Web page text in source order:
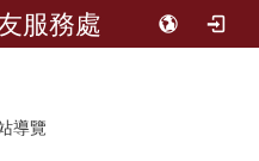
服務處
導覽